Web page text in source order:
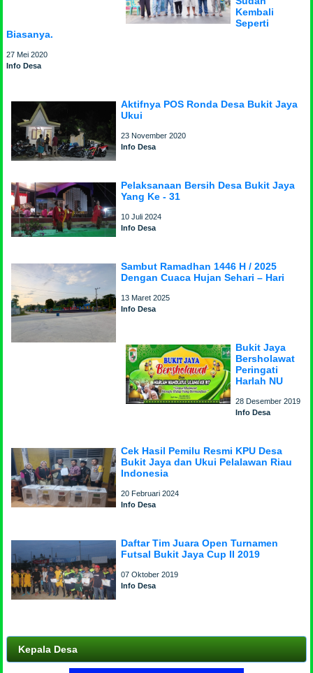
Kembali
Seperti
Biasanya.
27 Mei 2020
Info Desa
Aktifnya POS Ronda Desa Bukit Jaya
Ukui
23 November 2020
Info Desa
Pelaksanaan Bersih Desa Bukit Jaya
Yang Ke - 31
10 Juli 2024
Info Desa
Sambut Ramadhan 1446 H / 2025
Dengan Cuaca Hujan Sehari – Hari
13 Maret 2025
Info Desa
Bukit Jaya
Bersholawat
Peringati
Harlah NU
28 Desember 2019
Info Desa
Cek Hasil Pemilu Resmi KPU Desa
Bukit Jaya dan Ukui Pelalawan Riau
Indonesia
20 Februari 2024
Info Desa
Daftar Tim Juara Open Turnamen
Futsal Bukit Jaya Cup II 2019
07 Oktober 2019
Info Desa
Kepala Desa